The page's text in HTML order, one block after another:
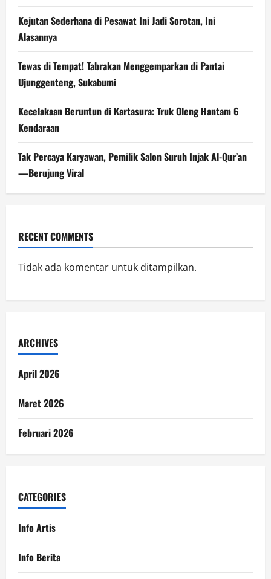
Kejutan Sederhana di Pesawat Ini Jadi Sorotan, Ini
Alasannya
Tewas di Tempat! Tabrakan Menggemparkan di Pantai
Ujunggenteng, Sukabumi
Kecelakaan Beruntun di Kartasura: Truk Oleng Hantam 6
Kendaraan
Tak Percaya Karyawan, Pemilik Salon Suruh Injak Al-Qur’an
—Berujung Viral
RECENT COMMENTS
Tidak ada komentar untuk ditampilkan.
ARCHIVES
April 2026
Maret 2026
Februari 2026
CATEGORIES
Info Artis
Info Berita